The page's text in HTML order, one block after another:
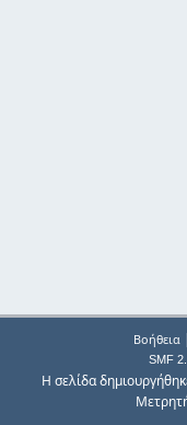
Βοήθεια|
SMF
Η σελίδα